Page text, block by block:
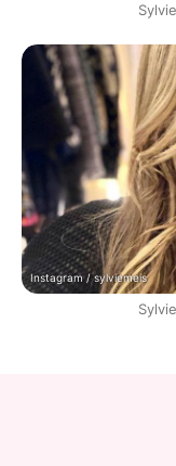
Instagram / sylviemeis